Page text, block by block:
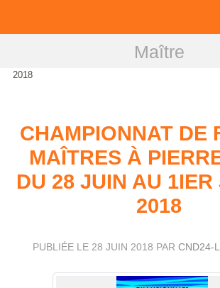
Maître
Championnat de France maîtres à Pierrelatte
2018
CHAMPIONNAT DE
MAÎTRES À
DU 28 JUIN AU
2018
PUBLIÉE LE 28 JUIN 2018 PAR CND24-